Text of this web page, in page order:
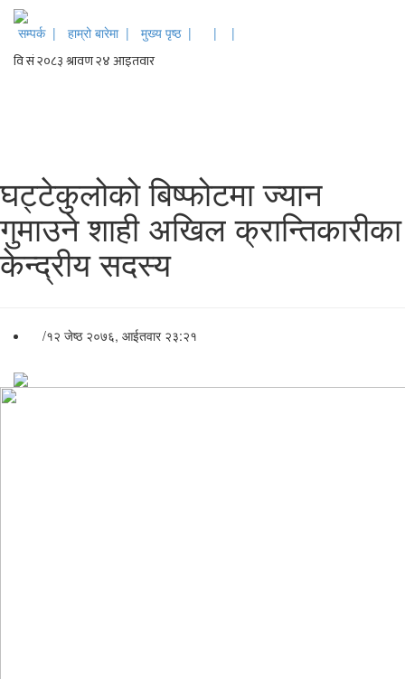
सम्पर्क | हाम्रो बारेमा | मुख्य पृष्ठ | | |
घट्टेकुलोको बिष्फोटमा ज्यान
गुमाउने शाही अखिल क्रान्तिकारीका
केन्द्रीय सदस्य
/१२ जेष्ठ २०७६, आईतवार २३:२१